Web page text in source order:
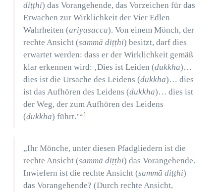
diṭṭhi) das Vorangehende, das Vorzeichen für das
Erwachen zur Wirklichkeit der Vier Edlen
Wahrheiten (ariyasacca). Von einem Mönch, der
rechte Ansicht (sammā diṭṭhi) besitzt, darf dies
erwartet werden: dass er der Wirklichkeit gemäß
klar erkennen wird: ‚Dies ist Leiden (dukkha)…
dies ist die Ursache des Leidens (dukkha)… dies
ist das Aufhören des Leidens (dukkha)… dies ist
der Weg, der zum Aufhören des Leidens
(dukkha) führt.’“1
„Ihr Mönche, unter diesen Pfadgliedern ist die
rechte Ansicht (sammā diṭṭhi) das Vorangehende.
Inwiefern ist die rechte Ansicht (sammā diṭṭhi)
das Vorangehende? (Durch rechte Ansicht,